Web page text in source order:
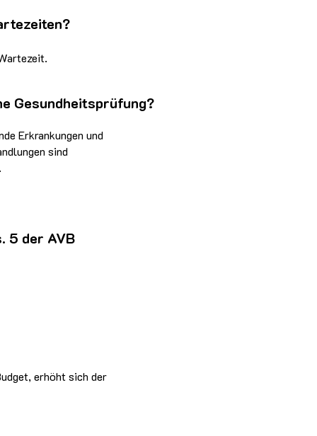
Gesundheitsprüfung?
Erkrankungen und
sind
5 der AVB
erhöht sich der